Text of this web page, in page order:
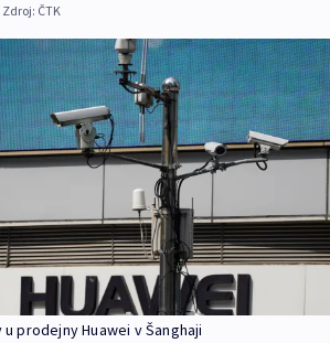
Zdroj: ČTK
prodejny Huawei v Šanghaji